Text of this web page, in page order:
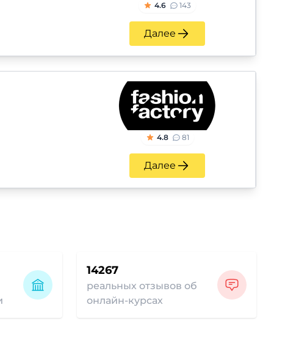
4.6 143
Далее
4.8 81
Далее
14267
реальных отзывов об
онлайн-курсах